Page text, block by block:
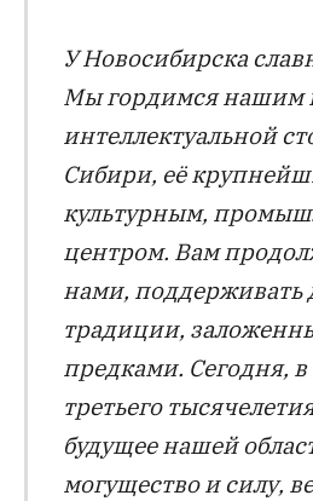
У Новосибирска
Мы гордимся нашим
интеллектуальной
Сибири, её
культурным,
центром. Вам
нами, поддерживать
традиции,
предками. Сегодня,
третьего
будущее нашей
могущество и силу,